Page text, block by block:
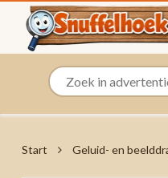
Start Geluid- en